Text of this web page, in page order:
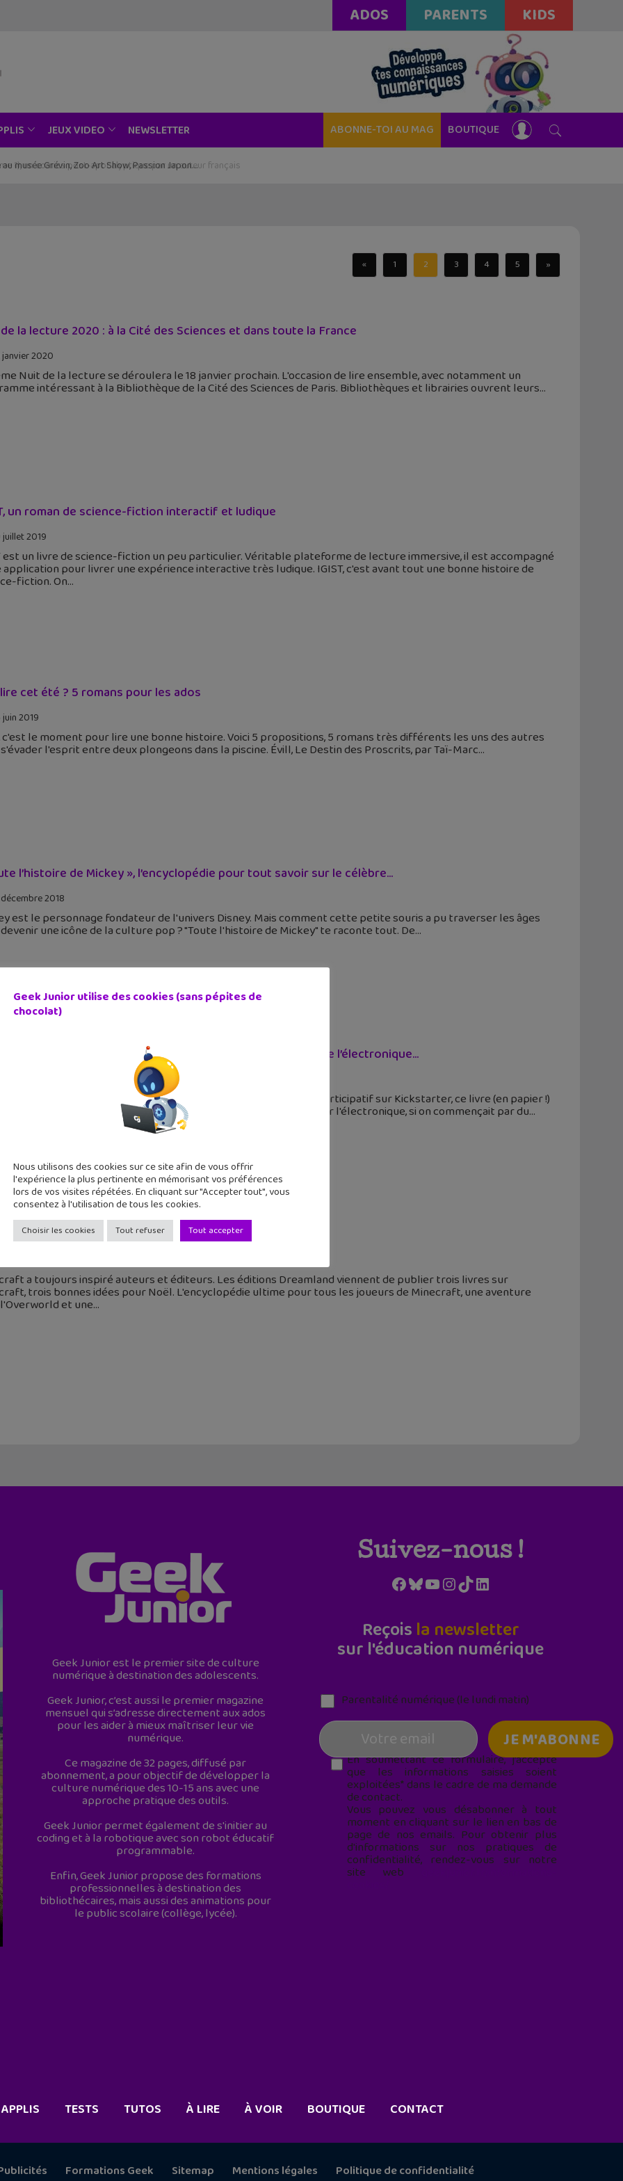
ADOS PARENTS KIDS
JEUX VIDEO NEWSLETTER ABONNE-TOI AU MAG BOUTIQUE
musée Grévin, Zoo Art Show, Passion Japon…
« 1 2 3 4 5 »
la lecture 2020 : à la Cité des Sciences et dans toute la France
janvier 2020
Nuit de la lecture se déroulera le 18 janvier prochain. L'occasion de lire ensemble, avec notamment un
intéressant à la Bibliothèque de la Cité des Sciences de Paris. Bibliothèques et librairies ouvrent leurs
un roman de science-fiction interactif et ludique
juillet 2019
est un livre de science-fiction un peu particulier. Véritable plateforme de lecture immersive, il est accompagné
application pour livrer une expérience interactive très ludique. IGIST, c'est avant tout une bonne histoire de
fiction. On
cet été ? 5 romans pour les ados
2019
c'est le moment pour lire une bonne histoire. Voici 5 propositions, 5 romans très différents les uns des autres
l'esprit entre deux plongeons dans la piscine. Évill, Le Destin des Proscrits, par Taï-Marc
l’histoire de Mickey », l’encyclopédie pour tout savoir sur le célèbre...
2018
est le personnage fondateur de l'univers Disney. Mais comment cette petite souris a pu traverser les âges
une icône de la culture pop ? "Toute l'histoire de Mickey" te raconte tout. De
Machine : le livre-jouet interactif qui dévoile les secrets de l’électronique...
de livre que "Papier Machine". En campagne de financement participatif sur Kickstarter, ce livre (en papier !)
de créer 6 jouets électroniques. Oui, c'est dingue. Pour découvrir l'électronique, si on commençait par du
livres sur l’univers Minecraft à se faire offrir pour Noël
a toujours inspiré auteurs et éditeurs. Les éditions Dreamland viennent de publier trois livres sur
trois bonnes idées pour Noël. L'encyclopédie ultime pour tous les joueurs de Minecraft, une aventure
et une
Geek Junior est le premier site de culture
numérique à destination des adolescents.
Geek Junior, c’est aussi le premier magazine
mensuel qui s’adresse directement aux ados
pour les aider à mieux maîtriser leur vie
numérique.
Ce magazine de 32 pages, diffusé par
abonnement, a pour objectif de développer la
culture numérique des 10-15 ans avec une
approche pratique des outils.
Geek Junior permet également de s'initier au
coding et à la robotique avec son robot éducatif
programmable.
Enfin, Geek Junior propose des formations
professionnelles à destination des
bibliothécaires, mais aussi des animations pour
le public scolaire (collège, lycée).
Suivez-nous !
Facebook
Bluesky
YouTube
Instagram
TikTokLinkedIn
Reçois la newsletter
sur l'éducation numérique
Parentalité numérique (le lundi matin)
En soumettant ce formulaire, j’accepte
que les informations saisies soient
exploitées* dans le cadre de ma demande
de contact.
Vous pouvez vous désabonner à tout
moment en cliquant sur le lien en bas de
page de nos emails. Pour obtenir plus
d'informations sur nos pratiques de
confidentialité, rendez-vous sur notre
site web
Geek Junior utilise des cookies (sans pépites de
chocolat)
Nous utilisons des cookies sur ce site afin de vous offrir
l'expérience la plus pertinente en mémorisant vos préférences
lors de vos visites répétées. En cliquant sur "Accepter tout", vous
consentez à l'utilisation de tous les cookies.
Choisir les cookies Tout refuser Tout accepter
APPLIS TESTS TUTOS À LIRE À VOIR BOUTIQUE CONTACT
Formations Geek Sitemap Mentions légales Politique de confidentialité